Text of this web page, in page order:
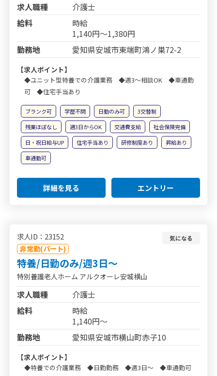
求人職種
介護士
給料
時給
1,140円～1,380円
勤務地
愛知県安城市東端町鴻ノ巣72-2
【求人ポイント】
◆ユニット型特養での介護業務 ◆週3～相談OK ◆車通勤
可 ◆住宅手当あり
ブランク可 学歴不問 日勤のみ可
3交替制
残業ほぼなし
週3日からOK 交通費支給
社会保険完備
日・祝日給与UP
住宅手当あり 研修制度あり
昇給あり
車通勤可
詳細を見る エントリー
求人ID：23152
非常勤(パート)
気になる
特養/日勤のみ/週3日～
特別養護老人ホーム アルクオーレ安城横山
求人職種
介護士
給料
時給
1,140円～
勤務地
愛知県安城市横山町赤子10
【求人ポイント】
◆特養での介護業務 ◆日勤勤務 ◆週3日～ ◆車通勤可